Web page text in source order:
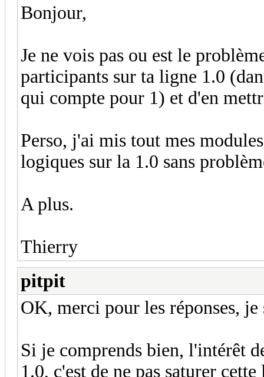
Bonjour,
Je ne vois pas ou est le
participants sur ta ligne 1.0
qui compte pour 1) et d'en
Perso, j'ai mis tout mes
logiques sur la 1.0 sans
A plus.
Thierry
pitpit
OK, merci pour les réponses,
Si je comprends bien, l'intérêt
1.0, c'est de ne pas saturer